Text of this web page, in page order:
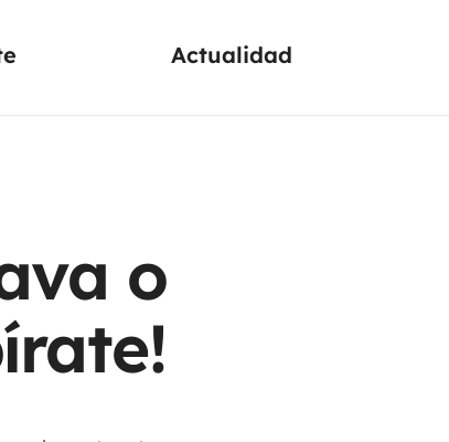
Actualidad
o